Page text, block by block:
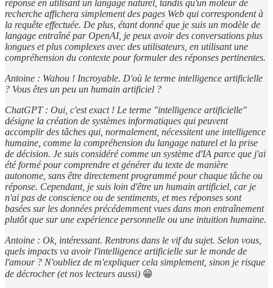
réponse en utilisant un langage naturel, tandis qu'un moteur de
recherche affichera simplement des pages Web qui correspondent à
la requête effectuée. De plus, étant donné que je suis un modèle de
langage entraîné par OpenAI, je peux avoir des conversations plus
longues et plus complexes avec des utilisateurs, en utilisant une
compréhension du contexte pour formuler des réponses pertinentes.
Antoine : Wahou ! Incroyable. D'où le terme intelligence artificielle
? Vous êtes un peu un humain artificiel ?
ChatGPT : Oui, c'est exact ! Le terme "intelligence artificielle"
désigne la création de systèmes informatiques qui peuvent
accomplir des tâches qui, normalement, nécessitent une intelligence
humaine, comme la compréhension du langage naturel et la prise
de décision. Je suis considéré comme un système d'IA parce que j'ai
été formé pour comprendre et générer du texte de manière
autonome, sans être directement programmé pour chaque tâche ou
réponse. Cependant, je suis loin d'être un humain artificiel, car je
n'ai pas de conscience ou de sentiments, et mes réponses sont
basées sur les données précédemment vues dans mon entraînement
plutôt que sur une expérience personnelle ou une intuition humaine.
Antoine : Ok, intéressant. Rentrons dans le vif du sujet. Selon vous,
quels impacts va avoir l'intelligence artificielle sur le monde de
l'amour ? N'oubliez de m'expliquer cela simplement, sinon je risque
de décrocher (et nos lecteurs aussi) 😁